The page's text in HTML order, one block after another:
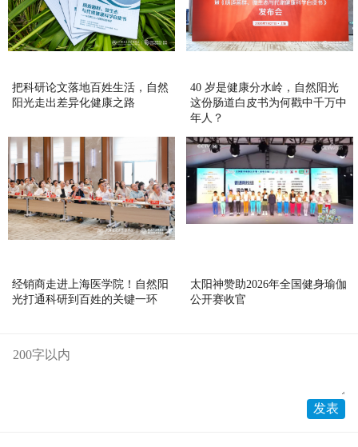
把科研论文落地百姓生活，自然
阳光走出差异化健康之路
40 岁是健康分水岭，自然阳光
这份肠道白皮书为何戳中千万中
年人？
经销商走进上海医学院！自然阳
光打通科研到百姓的关键一环
太阳神赞助2026年全国健身瑜伽
公开赛收官